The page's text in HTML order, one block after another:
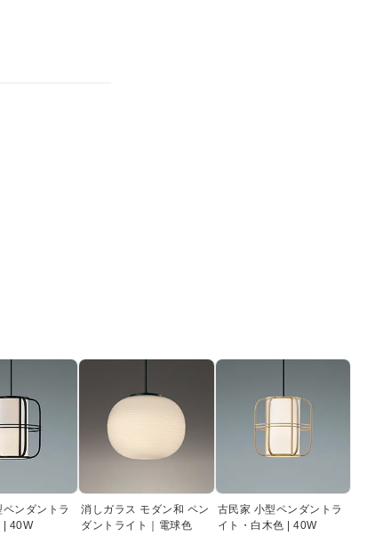
ンダントラ
| 40W
消しガラス モダン和 ペン
ダントライト｜電球色
古民家 小型ペンダントラ
イト・白木色 | 40W